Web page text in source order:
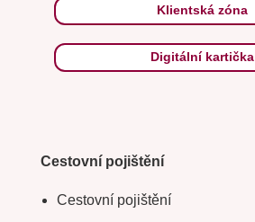
Klientská zóna
Digitální kartička
Cestovní pojištění
Cestovní pojištění